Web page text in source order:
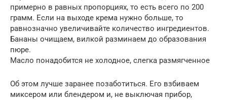
примерно в равных пропорциях, то есть всего по 200
грамм. Если на выходе крема нужно больше, то
равнозначно увеличивайте количество ингредиентов.
Бананы очищаем, вилкой разминаем до образования
пюре.
Масло понадобится не холодное, слегка размягченное
Об этом лучше заранее позаботиться. Его взбиваем
миксером или блендером и, не выключая прибор,